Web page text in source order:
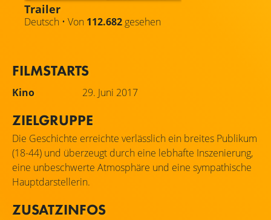
Trailer
Deutsch • Von 112.682 gesehen
FILMSTARTS
Kino 29. Juni 2017
ZIELGRUPPE
Die Geschichte erreichte verlässlich ein breites Publikum
(18-44) und überzeugt durch eine lebhafte Inszenierung,
eine unbeschwerte Atmosphäre und eine sympathische
Hauptdarstellerin.
ZUSATZINFOS